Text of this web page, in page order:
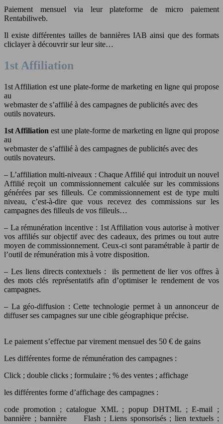
Paiement mensuel via leur plateforme de micro paiement
Rentabiliweb.
Il existe différentes tailles de bannières IAB ainsi que des formats
cliclayer à découvrir sur leur site…
1st Affiliation
1st Affiliation est une plate-forme de marketing en ligne qui propose
au
webmaster de s’affilié à des campagnes de publicités avec des
outils novateurs.
1st Affiliation est une plate-forme de marketing en ligne qui propose
au
webmaster de s’affilié à des campagnes de publicités avec des
outils novateurs.
– L’affiliation multi-niveaux : Chaque Affilié qui introduit un nouvel
Affilié reçoit un commissionnement calculée sur les commissions
générées par ses filleuls. Ce commissionnement est de type multi
niveau, c’est-à-dire que vous recevez des commissions sur les
campagnes des filleuls de vos filleuls…
– La rémunération incentive : 1st Affiliation vous autorise à motiver
vos affiliés sur objectif avec des cadeaux, des primes ou tout autre
moyen de commissionnement. Ceux-ci sont paramétrable à partir de
l’outil de rémunération mis à votre disposition.
– Les liens directs contextuels : ils permettent de lier vos offres à
des mots clés représentatifs afin d’optimiser le rendement de vos
campagnes.
– La géo-diffusion : Cette technologie permet à un annonceur de
diffuser ses campagnes sur une cible géographique précise.
Le paiement s’effectue par virement mensuel des 50 € de gains
Les différentes forme de rémunération des campagnes :
Click ; double clicks ; formulaire ; % des ventes ; affichage
les différentes forme d’affichage des campagnes :
code promotion ; catalogue XML ; popup DHTML ; E-mail ;
bannière ; bannière Flash ; Liens sponsorisés ; lien textuels ;